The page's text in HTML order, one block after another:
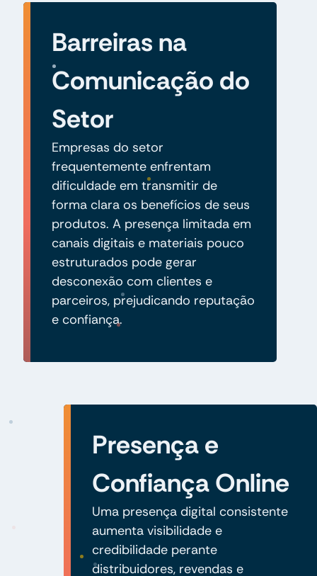
Barreiras na
Comunicação do
Setor
Empresas do setor
frequentemente enfrentam
dificuldade em transmitir de
forma clara os benefícios de seus
produtos. A presença limitada em
canais digitais e materiais pouco
estruturados pode gerar
desconexão com clientes e
parceiros, prejudicando reputação
e confiança.
Presença e
Confiança Online
Uma presença digital consistente
aumenta visibilidade e
credibilidade perante
distribuidores, revendas e